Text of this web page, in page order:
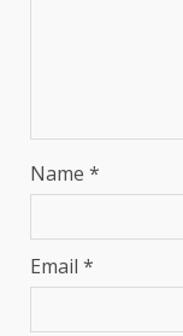
Name *
Email *